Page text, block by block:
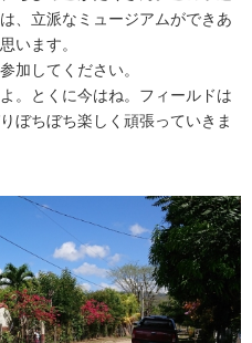
、立派なミュージアムができあ
います。
加してください。
。とくに今はね。フィールドは
ぼちぼち楽しく頑張っていきま